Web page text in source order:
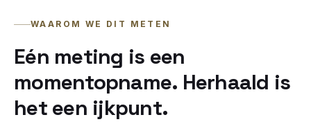
WAAROM WE DIT METEN
Eén meting is een
momentopname. Herhaald is
het een ijkpunt.